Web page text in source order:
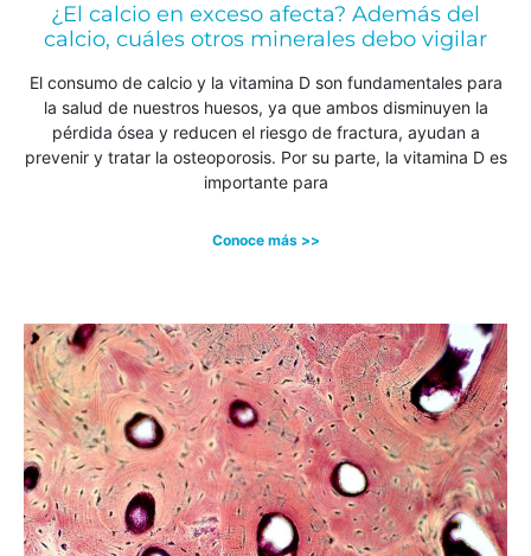
¿El calcio en exceso afecta? Además del
calcio, cuáles otros minerales debo vigilar
El consumo de calcio y la vitamina D son fundamentales para
la salud de nuestros huesos, ya que ambos disminuyen la
pérdida ósea y reducen el riesgo de fractura, ayudan a
prevenir y tratar la osteoporosis. Por su parte, la vitamina D es
importante para
Conoce más >>